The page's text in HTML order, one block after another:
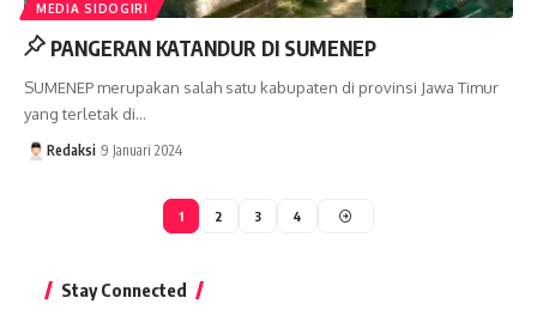
MEDIA SIDOGIRI
PANGERAN KATANDUR DI SUMENEP
SUMENEP merupakan salah satu kabupaten di provinsi Jawa Timur
yang terletak di…
Redaksi 9 Januari 2024
1 2 3 4
Stay Connected